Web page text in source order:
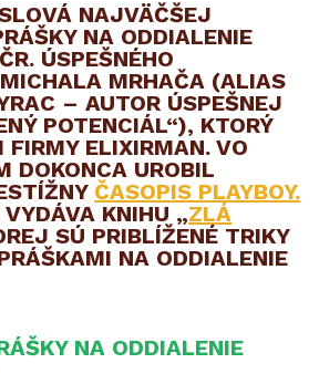
NAJVÄČŠEJ
NA ODDIALENIE
ÚSPEŠNÉHO
MRHAČA (ALIAS
– AUTOR ÚSPEŠNEJ
POTENCIÁL“), KTORÝ
ELIXIRMAN. VO
DOKONCA UROBIL
ČASOPIS PLAYBOY.
KNIHU „ZLÁ
SÚ PRIBLÍŽENÉ TRIKY
NA ODDIALENIE
NA ODDIALENIE